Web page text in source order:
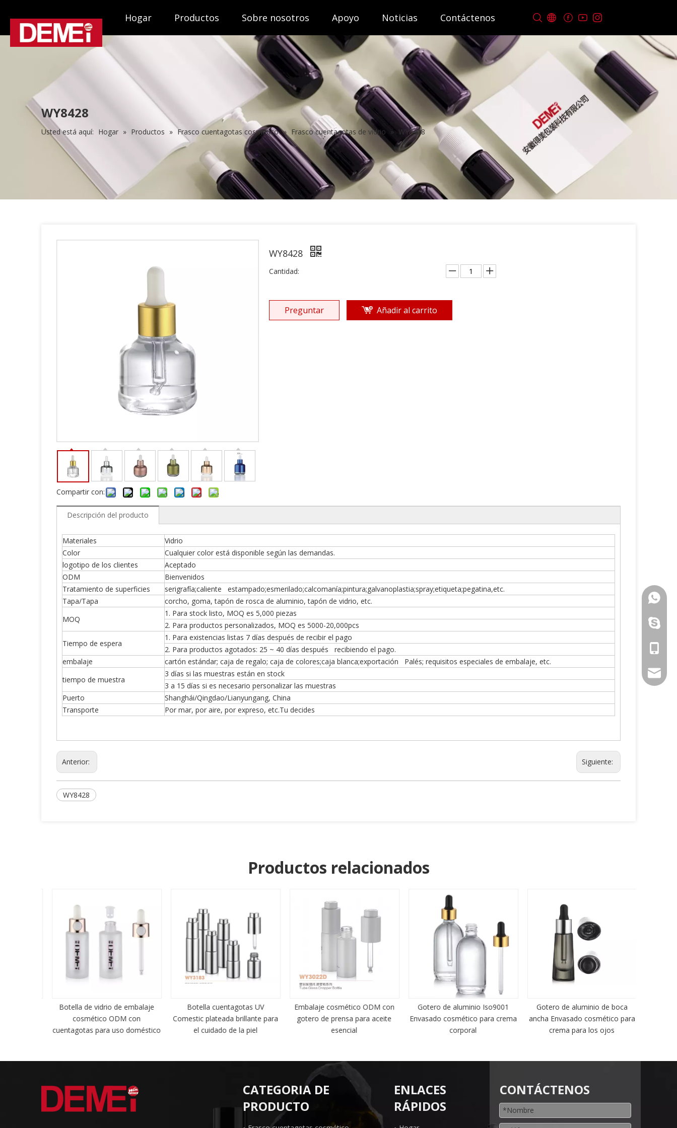
Hogar Productos Sobre nosotros Apoyo Noticias Contáctenos
WY8428
Usted está aquí: Hogar » Productos » Frasco cuentagotas cosmético » Frasco cuentagotas de vidrio » WY8428
Compartir con:
WY8428
Cantidad:
Preguntar Añadir al carrito
Descripción del producto
Materiales
Vidrio
Color
Cualquier color está disponible según las demandas.
logotipo de los clientes
Aceptado
ODM
Bienvenidos
Tratamiento de superficies
serigrafía;caliente estampado;esmerilado;calcomanía;pintura;galvanoplastia;spray;etiqueta;pegatina,etc.
Tapa/Tapa
corcho, goma, tapón de rosca de aluminio, tapón de vidrio, etc.
MOQ
1. Para stock listo, MOQ es 5,000 piezas
2. Para productos personalizados, MOQ es 5000-20,000pcs
Tiempo de espera
1. Para existencias listas 7 días después de recibir el pago
2. Para productos agotados: 25 ~ 40 días después recibiendo el pago.
embalaje
cartón estándar; caja de regalo; caja de colores;caja blanca;exportación Palés; requisitos especiales de embalaje, etc.
tiempo de muestra
3 días si las muestras están en stock
3 a 15 días si es necesario personalizar las muestras
Puerto
Shanghái/Qingdao/Lianyungang, China
Transporte
Por mar, por aire, por expreso, etc.Tu decides
Anterior: Siguiente:
WY8428
Productos relacionados
Botella de vidrio de embalaje
cosmético ODM con
cuentagotas para uso doméstico
Botella cuentagotas UV
Comestic plateada brillante para
el cuidado de la piel
Embalaje cosmético ODM con
gotero de prensa para aceite
esencial
Gotero de aluminio Iso9001
Envasado cosmético para crema
corporal
Gotero de aluminio de boca
ancha Envasado cosmético para
crema para los ojos
CATEGORIA DE
PRODUCTO
ENLACES
RÁPIDOS
+86-
CONTÁCTENOS